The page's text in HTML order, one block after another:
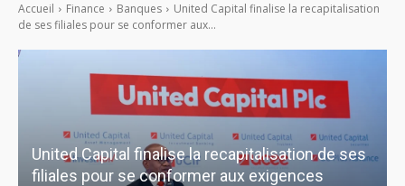
Accueil Finance Banques
United Capital finalise la recapitalisation
de ses filiales pour se conformer aux...
United Capital finalise la recapitalisation de ses
filiales pour se conformer aux exigences